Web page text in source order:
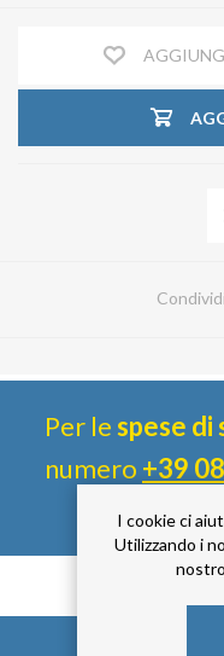
Per lespese di
numero +39
I cookie ci
Utilizzando i